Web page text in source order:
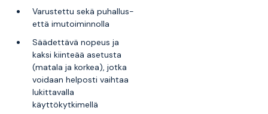
Varustettu sekä puhallus-
että imutoiminnolla
Säädettävä nopeus ja
kaksi kiinteää asetusta
(matala ja korkea), jotka
voidaan helposti vaihtaa
lukittavalla
käyttökytkimellä